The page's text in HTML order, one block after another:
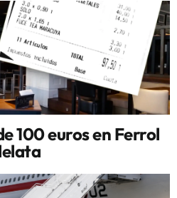
100 euros en Ferrol